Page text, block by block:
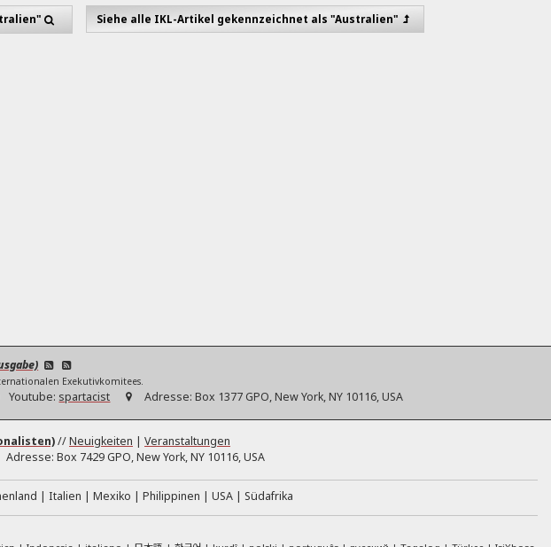
Siehe alle IKL-Artikel gekennzeichnet als "Australien"
Exekutivkomitees.
Youtube: spartacist Adresse: Box 1377 GPO, New York, NY 10116, USA
//Neuigkeiten | Veranstaltungen
Adresse: Box 7429 GPO, New York, NY 10116, USA
Italien Mexiko Philippinen USA Südafrika